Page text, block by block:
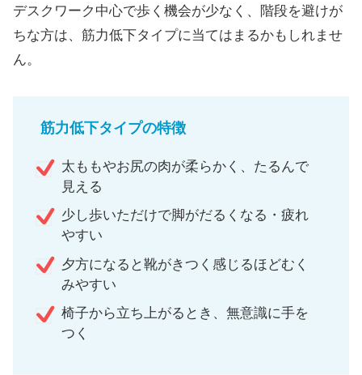
デスクワーク中心で歩く機会が少なく、階段を避けが
ちな方は、筋力低下タイプに当てはまるかもしれませ
ん。
筋力低下タイプの特徴
太ももやお尻の肉が柔らかく、たるんで
見える
少し歩いただけで脚がだるくなる・疲れ
やすい
夕方になると靴がきつく感じるほどむく
みやすい
椅子から立ち上がるとき、無意識に手を
つく